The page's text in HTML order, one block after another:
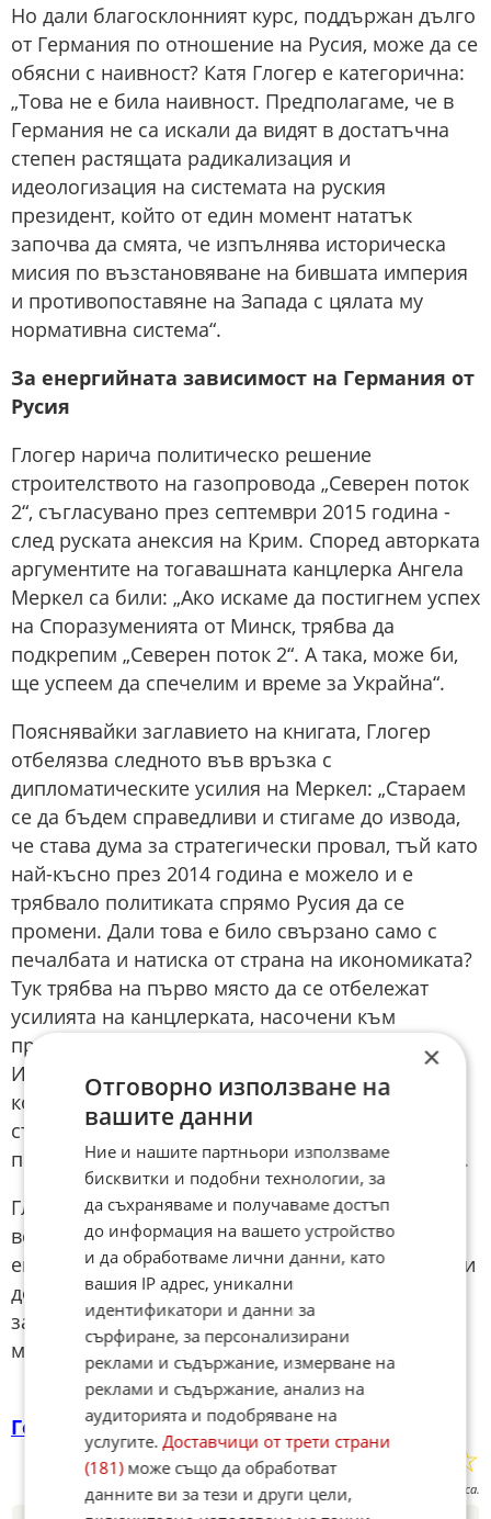
Но дали благосклонният курс, поддържан дълго
от Германия по отношение на Русия, може да се
обясни с наивност? Катя Глогер е категорична:
„Това не е била наивност. Предполагаме, че в
Германия не са искали да видят в достатъчна
степен растящата радикализация и
идеологизация на системата на руския
президент, който от един момент нататък
започва да смята, че изпълнява историческа
мисия по възстановяване на бившата империя
и противопоставяне на Запада с цялата му
нормативна система“.
За енергийната зависимост на Германия от
Русия
Глогер нарича политическо решение
строителството на газопровода „Северен поток
2“, съгласувано през септември 2015 година -
след руската анексия на Крим. Според авторката
аргументите на тогавашната канцлерка Ангела
Меркел са били: „Ако искаме да постигнем успех
на Споразуменията от Минск, трябва да
подкрепим „Северен поток 2“. А така, може би,
ще успеем да спечелим и време за Украйна“.
Пояснявайки заглавието на книгата, Глогер
отбелязва следното във връзка с
дипломатическите усилия на Меркел: „Стараем
се да бъдем справедливи и стигаме до извода,
че става дума за стратегически провал, тъй като
най-късно през 2014 година е можело и е
трябвало политиката спрямо Русия да се
промени. Дали това е било свързано само с
печалбата и натиска от страна на икономиката?
Тук трябва на първо място да се отбележат
усилията на канцлерката, насочени към
предотвратяване на възможната ескалация в
Източна Украйна и към замразяване на
конфликта. Може да се каже, че зад тях са
стояли добри намерения, но човек може да
претърпи провал и при най-добри намерения“.
Глогер напомня също, че до началото на
войната срещу Украйна делът на руските
енергийни доставки за Германия е стигал почти
до 60 процента. Съкращаването на тази
зависимост е струвало на Германия десетки
милиарди евро.
Германия
Поставете оценка: ☆
☆
☆
☆
Оценка гласа.
×
Отговорно използване на
вашите данни
Ние и нашите партньори използваме
бисквитки и подобни технологии, за
да съхраняваме и получаваме достъп
до информация на вашето устройство
и да обработваме лични данни, като
вашия IP адрес, уникални
идентификатори и данни за
сърфиране, за персонализирани
реклами и съдържание, измерване на
реклами и съдържание, анализ на
аудиторията и подобряване на
услугите.Доставчици от трети страни
(181)може също да обработват
данните ви за тези и други цели,